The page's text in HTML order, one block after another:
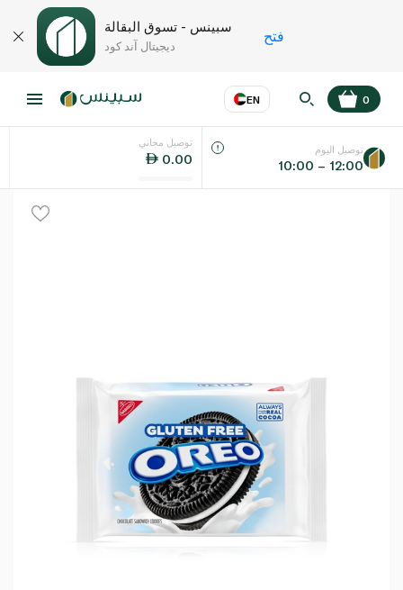
سبينس - تسوق البقالة
ديجيتال آند كود
فتح
EN
اللغة عر
0
توصيل مجاني
0.00
توصيل اليوم
10:00 – 12:00